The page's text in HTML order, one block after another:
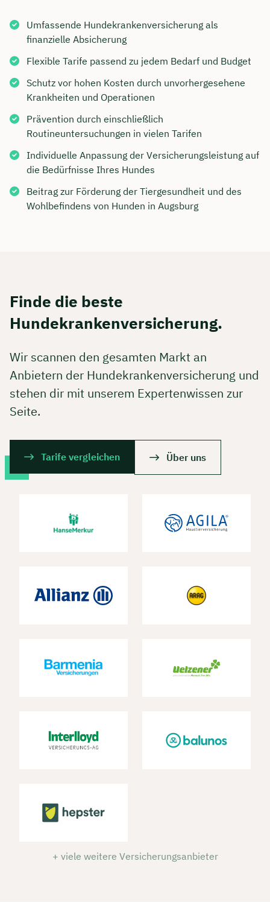
Umfassende Hundekrankenversicherung als
finanzielle Absicherung
Flexible Tarife passend zu jedem Bedarf und Budget
Schutz vor hohen Kosten durch unvorhergesehene
Krankheiten und Operationen
Prävention durch einschließlich
Routineuntersuchungen in vielen Tarifen
Individuelle Anpassung der Versicherungsleistung auf
die Bedürfnisse Ihres Hundes
Beitrag zur Förderung der Tiergesundheit und des
Wohlbefindens von Hunden in Augsburg
Finde die beste
Hundekrankenversicherung.
Wir scannen den gesamten Markt an
Anbietern der Hundekrankenversicherung und
stehen dir mit unserem Expertenwissen zur
Seite.
Tarife vergleichen Über uns
+ viele weitere Versicherungsanbieter